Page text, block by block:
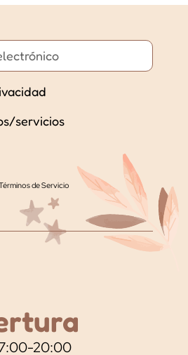
servicios
de Servicio
20:00